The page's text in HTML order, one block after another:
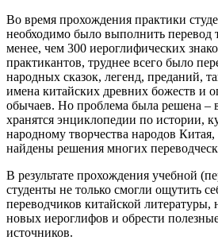
Во время прохождения практики
необходимо было выполнить перевод
менее, чем 300 иероглифических
практикантов, труднее всего было
народных сказок, легенд, преданий,
имена китайских древних божеств и
обычаев. Но проблема была решена –
хранятся энциклопедии по истории,
народному творчества народов
найдены решения многих
В результате прохождения учебной
студенты не только смогли ощутить
переводчиков китайской литературы,
новых иероглифов и обрести
источников.